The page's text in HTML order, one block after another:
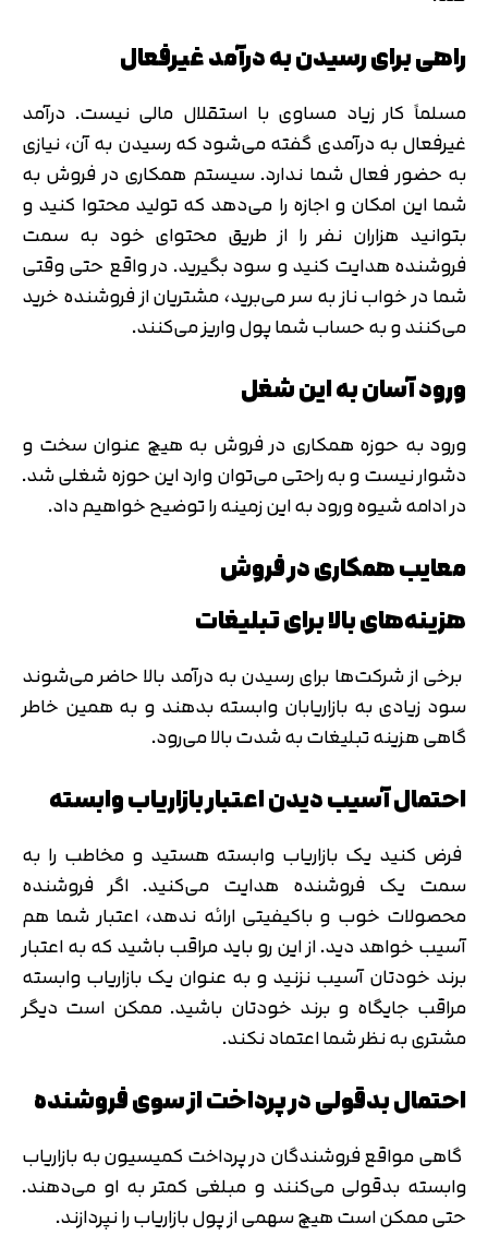
راهی برای رسیدن به درآمد غیرفعال
مسلماً کار زیاد مساوی با استقلال مالی نیست. درآمد
غیرفعال به درآمدی گفته می‌شود که رسیدن به آن، نیازی
به حضور فعال شما ندارد. سیستم همکاری در فروش به
شما این امکان و اجازه را می‌دهد که تولید محتوا کنید و
بتوانید هزاران نفر را از طریق محتوای خود به سمت
فروشنده هدایت کنید و سود بگیرید. در واقع حتی وقتی
شما در خواب ناز به سر می‌برید، مشتریان از فروشنده خرید
می‌کنند و به حساب شما پول واریز می‌کنند.
ورود آسان به این شغل
ورود به حوزه همکاری در فروش به هیچ عنوان سخت و
دشوار نیست و به راحتی می‌توان وارد این حوزه شغلی شد.
در ادامه شیوه ورود به این زمینه را توضیح خواهیم داد.
معایب همکاری در فروش
هزینه‌های بالا برای تبلیغات
برخی از شرکت‌ها برای رسیدن به درآمد بالا حاضر می‌شوند
سود زیادی به بازاریابان وابسته بدهند و به همین خاطر
گاهی هزینه تبلیغات به شدت بالا می‌رود.
احتمال آسیب دیدن اعتبار بازاریاب وابسته
فرض کنید یک بازاریاب وابسته هستید و مخاطب را به
سمت یک فروشنده هدایت می‌کنید. اگر فروشنده
محصولات خوب و باکیفیتی ارائه ندهد، اعتبار شما هم
آسیب خواهد دید. از این رو باید مراقب باشید که به اعتبار
برند خودتان آسیب نزنید و به عنوان یک بازاریاب وابسته
مراقب جایگاه و برند خودتان باشید. ممکن است دیگر
مشتری به نظر شما اعتماد نکند.
احتمال بدقولی در پرداخت از سوی فروشنده
گاهی مواقع فروشندگان در پرداخت کمیسیون به بازاریاب
وابسته بدقولی می‌کنند و مبلغی کمتر به او می‌دهند.
حتی ممکن است هیچ سهمی از پول بازاریاب را نپردازند.
تایید کد
کد ارسال شده را وارد کنید
اصلاح شماره
تایید کد
دریافت مجدد کد:00:59
متوجه شدم